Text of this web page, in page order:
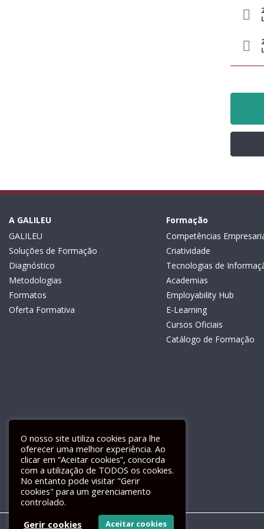
A GALILEU
GALILEU
Soluções de Formação
Diagnóstico
Metodologias
Formatos
Oferta Formativa
Formação
Competências
Criatividade
Tecnologias de
Academias
Employability Hub
E-Learning
Cursos Oficiais
Catálogo de Formação
Livro de Reclamações Electrónico
O nosso site utiliza cookies para lhe
oferecer uma melhor experiência. Ao
clicar em “Aceitar cookies”, concorda
com a utilização de TODOS os cookies.
No entanto pode visitar "Gerir
cookies" para um gerenciamento
controlado.
Gerir cookies
Aceitar cookies